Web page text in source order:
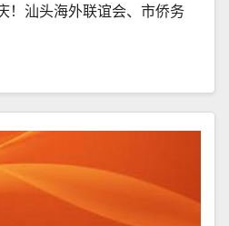
！汕头海外联谊会、市侨务